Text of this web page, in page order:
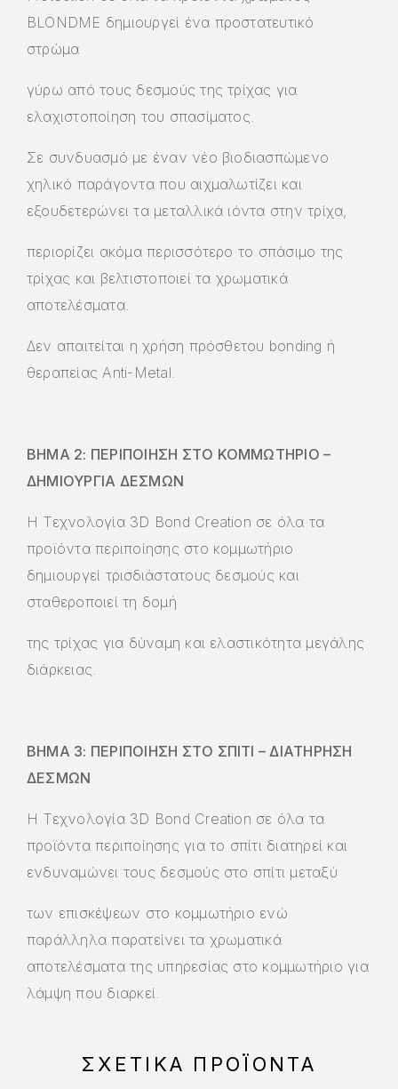
BLONDME δημιουργεί ένα προστατευτικό
στρώμα
γύρω από τους δεσμούς της τρίχας για
ελαχιστοποίηση του σπασίματος.
Σε συνδυασμό με έναν νέο βιοδιασπώμενο
χηλικό παράγοντα που αιχμαλωτίζει και
εξουδετερώνει τα μεταλλικά ιόντα στην τρίχα,
περιορίζει ακόμα περισσότερο το σπάσιμο της
τρίχας και βελτιστοποιεί τα χρωματικά
αποτελέσματα.
Δεν απαιτείται η χρήση πρόσθετου bonding ή
θεραπείας Anti-Metal.
BHMA 2: ΠΕΡΙΠΟΙΗΣΗ ΣΤΟ ΚΟΜΜΩΤΗΡΙΟ –
ΔΗΜΙΟΥΡΓΙΑ ΔΕΣΜΩΝ
Η Τεχνολογία 3D Bond Creation σε όλα τα
προϊόντα περιποίησης στο κομμωτήριο
δημιουργεί τρισδιάστατους δεσμούς και
σταθεροποιεί τη δομή
της τρίχας για δύναμη και ελαστικότητα μεγάλης
διάρκειας.
ΒΗΜΑ 3: ΠΕΡΙΠΟΙΗΣΗ ΣΤΟ ΣΠΙΤΙ – ΔΙΑΤΗΡΗΣΗ
ΔΕΣΜΩΝ
Η Τεχνολογία 3D Bond Creation σε όλα τα
προϊόντα περιποίησης για το σπίτι διατηρεί και
ενδυναμώνει τους δεσμούς στο σπίτι μεταξύ
των επισκέψεων στο κομμωτήριο ενώ
παράλληλα παρατείνει τα χρωματικά
αποτελέσματα της υπηρεσίας στο κομμωτήριο για
λάμψη που διαρκεί.
ΣΧΕΤΙΚΆ ΠΡΟΪΌΝΤΑ